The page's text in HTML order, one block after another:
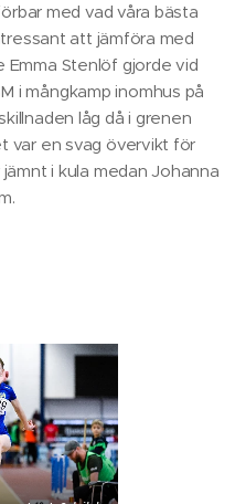
med vad våra bästa
att jämföra med
Emma Stenlöf gjorde vid
i mångkamp inomhus på
låg då i grenen
var en svag övervikt för
i kula medan Johanna